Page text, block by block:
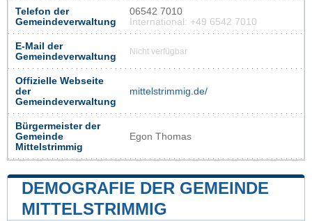
Telefon der
Gemeindeverwaltung
06542 7010
International: +49 6542 7010
E-Mail der
Gemeindeverwaltung
Nicht verfügbar
Offizielle Webseite
der
Gemeindeverwaltung
mittelstrimmig.de/
Bürgermeister der
Gemeinde
Mittelstrimmig
Egon Thomas
DEMOGRAFIE DER GEMEINDE
MITTELSTRIMMIG